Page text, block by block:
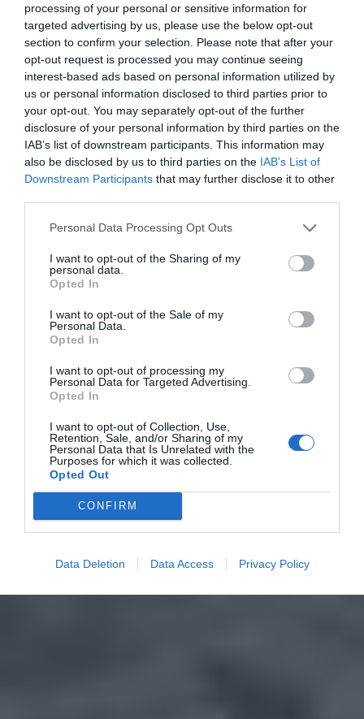
processing of your personal or sensitive information for
targeted advertising by us, please use the below opt-out
section to confirm your selection. Please note that after your
opt-out request is processed you may continue seeing
interest-based ads based on personal information utilized by
us or personal information disclosed to third parties prior to
your opt-out. You may separately opt-out of the further
disclosure of your personal information by third parties on the
IAB’s list of downstream participants. This information may
also be disclosed by us to third parties on the IAB’s List of
Downstream Participants that may further disclose it to other
Personal Data Processing Opt Outs
I want to opt-out of the Sharing of my
personal data.
Opted In
I want to opt-out of the Sale of my
Personal Data.
Opted In
I want to opt-out of processing my
Personal Data for Targeted Advertising.
Opted In
I want to opt-out of Collection, Use,
Retention, Sale, and/or Sharing of my
Personal Data that Is Unrelated with the
Purposes for which it was collected.
Opted Out
CONFIRM
Data Deletion Data Access Privacy Policy